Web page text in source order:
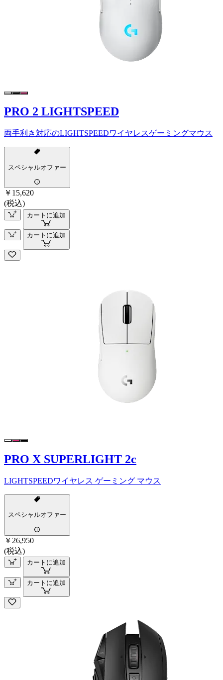
PRO 2 LIGHTSPEED
両手利き対応のLIGHTSPEEDワイヤレスゲーミングマウス
スペシャルオファー
￥15,620
(税込)
カートに追加
カートに追加
PRO X SUPERLIGHT 2c
LIGHTSPEEDワイヤレス ゲーミング マウス
スペシャルオファー
￥26,950
(税込)
カートに追加
カートに追加